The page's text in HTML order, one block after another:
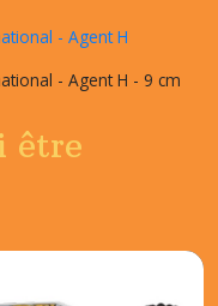
- Agent H
- Agent H - 9 cm
être